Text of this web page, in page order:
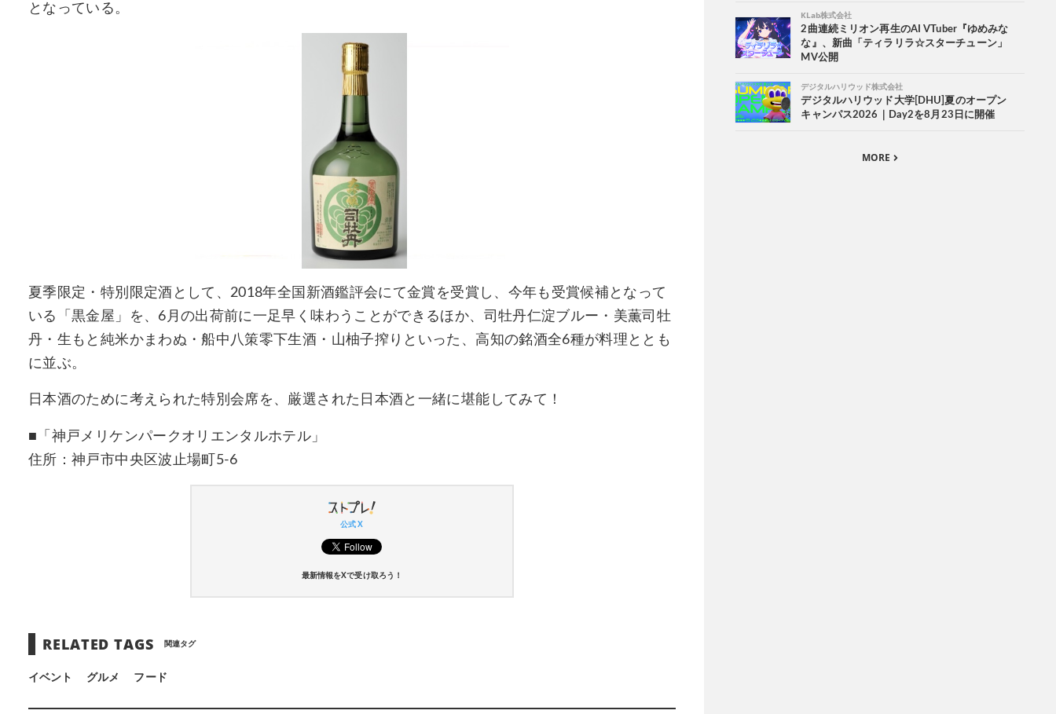
となっている。
夏季限定・特別限定酒として、2018年全国新酒鑑評会にて金賞を受賞し、今年も受賞候補となって
いる「黒金屋」を、6月の出荷前に一足早く味わうことができるほか、司牡丹仁淀ブルー・美薫司牡
丹・生もと純米かまわぬ・船中八策零下生酒・山柚子搾りといった、高知の銘酒全6種が料理ととも
に並ぶ。
日本酒のために考えられた特別会席を、厳選された日本酒と一緒に堪能してみて！
■「神戸メリケンパークオリエンタルホテル」
住所：神戸市中央区波止場町5-6
公式 X
最新情報をXで受け取ろう！
RELATED TAGS 関連タグ
イベント グルメ フード
KLab株式会社
2曲連続ミリオン再生のAI VTuber『ゆめみな
な』、新曲「ティラリラ☆スターチューン」
MV公開
デジタルハリウッド株式会社
デジタルハリウッド大学[DHU]夏のオープン
キャンパス2026｜Day2を8月23日に開催
MORE